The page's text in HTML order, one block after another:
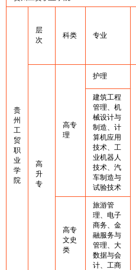
贵
州
工
贸
职
业
学
院
层
次
科类 专业
高
升
专
高专
理
护理
建筑工程
管理、机
械设计与
制造、计
算机应用
技术、工
业机器人
技术、汽
车制造与
试验技术
高专
文史
类
旅游管
理、电子
商务、金
融服务与
管理、大
数据与会
计、工商